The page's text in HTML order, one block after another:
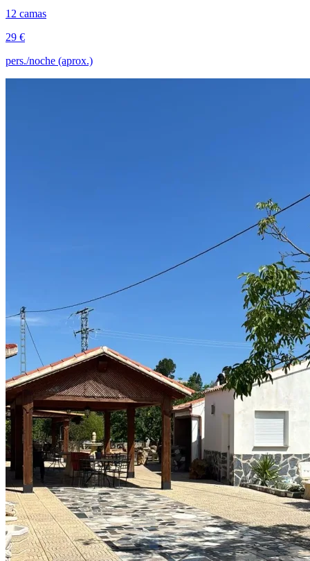
12 camas
29 €
pers./noche (aprox.)